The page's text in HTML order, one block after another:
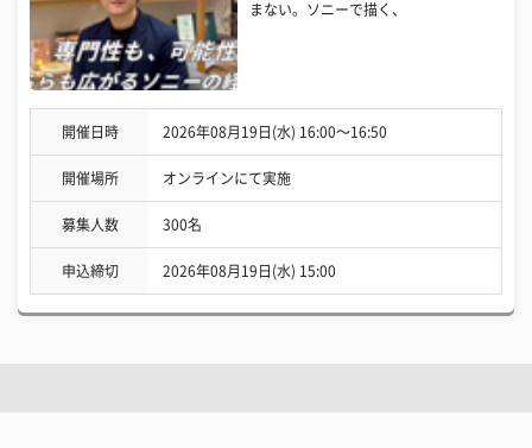
まない。ソニーで描く、
開催日時 2026年08月19日(水) 16:00〜16:50
開催場所 オンラインにて実施
募集人数 300名
申込締切 2026年08月19日(水) 15:00